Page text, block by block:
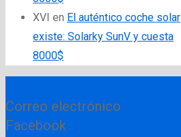
XVI en El auténtico coche solar
existe: Solarky SunV y cuesta
8000$
Correo electrónico
Facebook